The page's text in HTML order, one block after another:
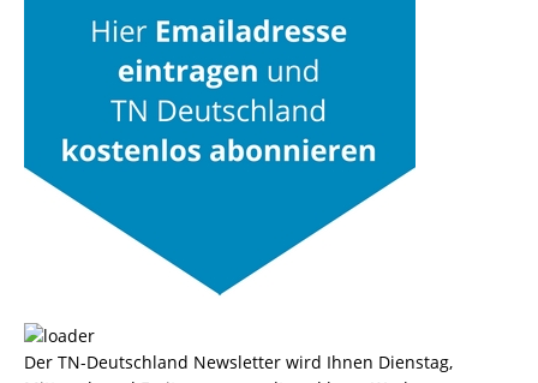
Der TN-Deutschland Newsletter wird Ihnen Dienstag,